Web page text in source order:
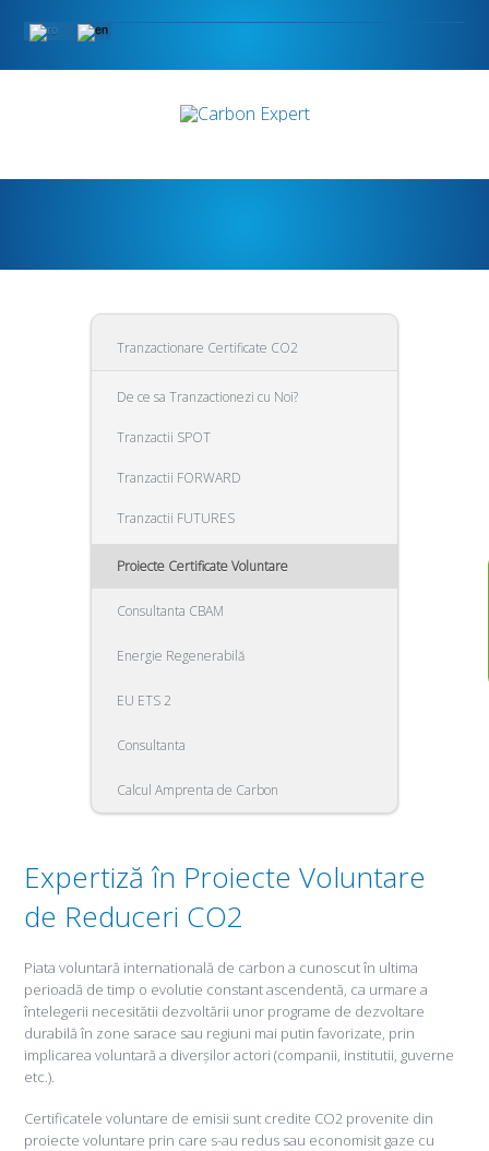
Tranzactionare Certificate CO2
De ce sa Tranzactionezi cu Noi?
Tranzactii SPOT
Tranzactii FORWARD
Tranzactii FUTURES
Proiecte Certificate Voluntare
Consultanta CBAM
Energie Regenerabilă
EU ETS 2
Consultanta
Calcul Amprenta de Carbon
Expertiză în Proiecte Voluntare
de Reduceri CO2
Piata voluntară internatională de carbon a cunoscut în ultima
perioadă de timp o evolutie constant ascendentă, ca urmare a
întelegerii necesitătii dezvoltării unor programe de dezvoltare
durabilă în zone sarace sau regiuni mai putin favorizate, prin
implicarea voluntară a diverșilor actori (companii, institutii, guverne
etc.).
Certificatele voluntare de emisii sunt credite CO2 provenite din
proiecte voluntare prin care s-au redus sau economisit gaze cu